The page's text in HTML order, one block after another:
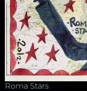
Roma Stars